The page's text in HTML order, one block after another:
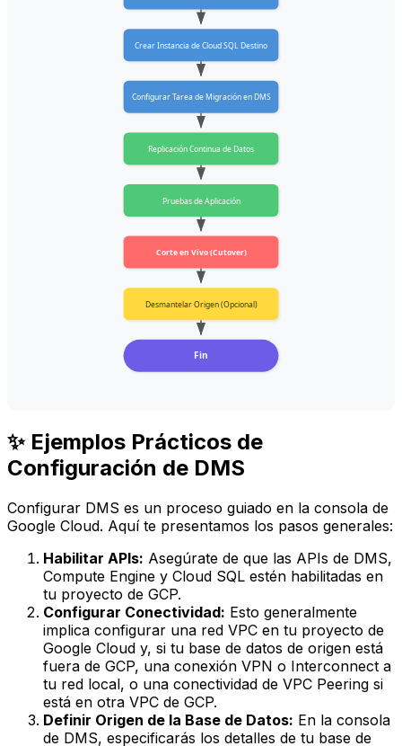
Crear Instancia de Cloud SQL Destino
Configurar Tarea de Migración en DMS
Replicación Continua de Datos
Pruebas de Aplicación
Corte en Vivo (Cutover)
Desmantelar Origen (Opcional)
Fin
✨ Ejemplos Prácticos de
Configuración de DMS
Configurar DMS es un proceso guiado en la consola de
Google Cloud. Aquí te presentamos los pasos generales:
Habilitar APIs: Asegúrate de que las APIs de DMS,
Compute Engine y Cloud SQL estén habilitadas en
tu proyecto de GCP.
Configurar Conectividad: Esto generalmente
implica configurar una red VPC en tu proyecto de
Google Cloud y, si tu base de datos de origen está
fuera de GCP, una conexión VPN o Interconnect a
tu red local, o una conectividad de VPC Peering si
está en otra VPC de GCP.
Definir Origen de la Base de Datos: En la consola
de DMS, especificarás los detalles de tu base de